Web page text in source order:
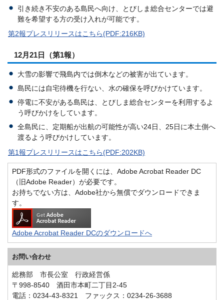
引き続き不安のある島民へ向け、とびしま総合センターでは避
難を希望する方の受け入れが可能です。
第2報プレスリリースはこちら(PDF:216KB)
12月21日（第1報）
大雪の影響で飛島内では倒木などの被害が出ています。
島民には自宅待機を行ない、水の確保を呼びかけています。
停電に不安がある島民は、とびしま総合センターを利用するよ
う呼びかけをしています。
全島民に、定期船が出航の可能性が高い24日、25日に本土側へ
渡るよう呼びかけしています。
第1報プレスリリースはこちら(PDF:202KB)
PDF形式のファイルを開くには、Adobe Acrobat Reader DC
（旧Adobe Reader）が必要です。
お持ちでない方は、Adobe社から無償でダウンロードできま
す。
Adobe Acrobat Reader DCのダウンロードへ
お問い合わせ
総務部 市長公室 行政経営係
〒998-8540 酒田市本町二丁目2-45
電話：0234-43-8321 ファックス：0234-26-3688